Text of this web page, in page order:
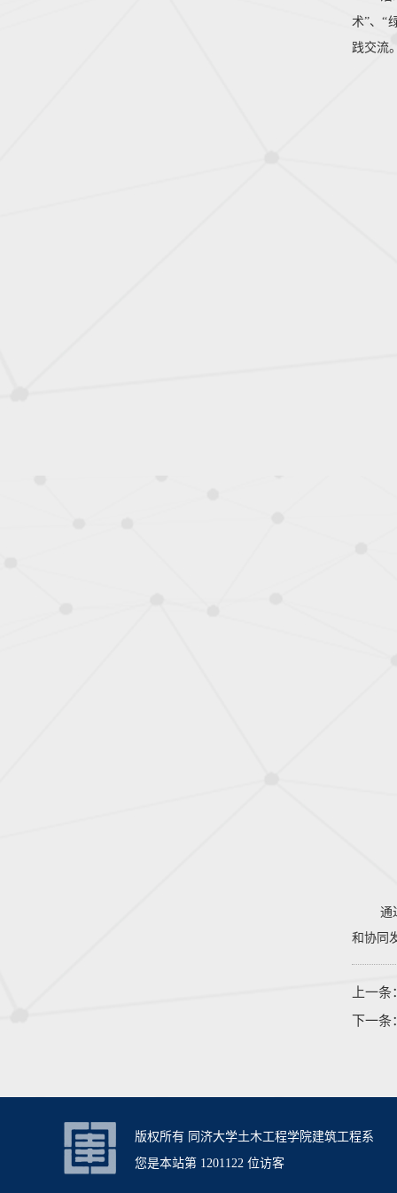
术”、“
践交流
通
和协同
上一条
下一条
版权所有 同济大学土木工程学院建筑工程系
您是本站第 1201122 位访客